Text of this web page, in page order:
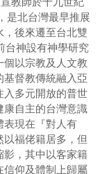
是北台灣最早推展
，後來遷至台北雙
台神設有神學研究
個以宗教及人文教
基督教傳統融入亞
入多元開放的普世
康自主的台灣意識
表現在『對人有
福佬籍居多，但
影，其中以客家籍
信仰及體制上歸屬